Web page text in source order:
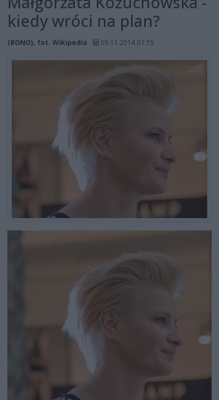
kiedy wróci na plan?
(BONO), fot. Wikipedia 09.11.2014 01:15